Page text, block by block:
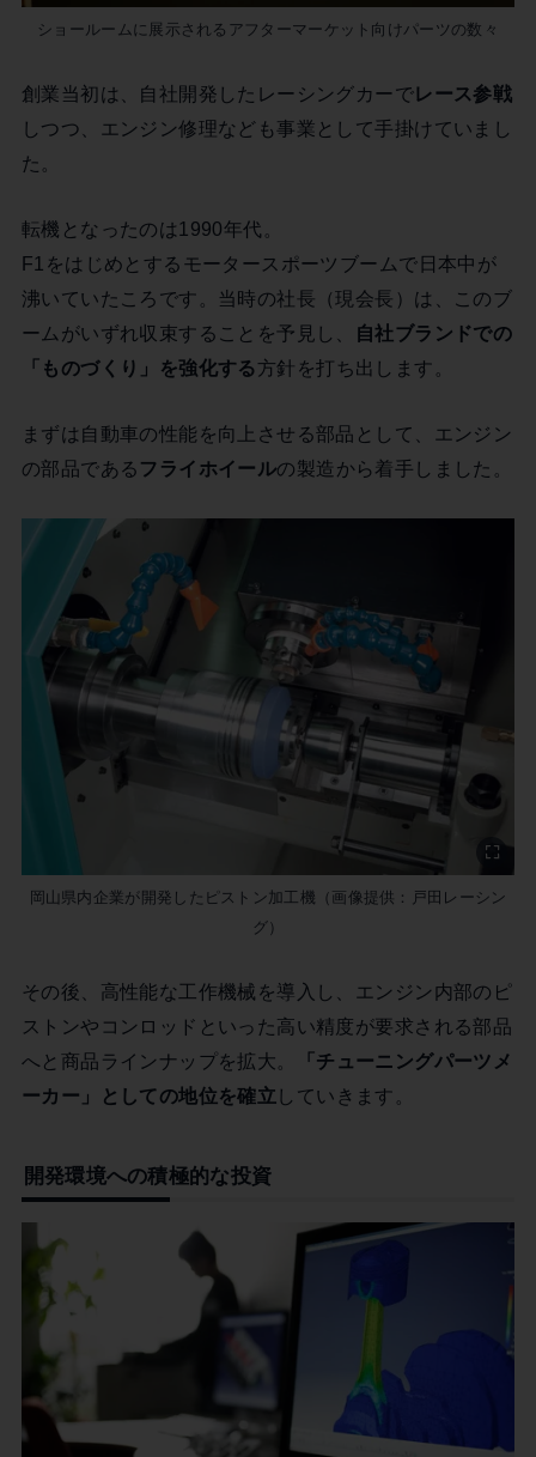
ショールームに展示されるアフターマーケット向けパーツの数々
創業当初は、自社開発したレーシングカーでレース参戦
しつつ、エンジン修理なども事業として手掛けていまし
た。
転機となったのは1990年代。
F1をはじめとするモータースポーツブームで日本中が
沸いていたころです。当時の社長（現会長）は、このブ
ームがいずれ収束することを予見し、
自社ブランドでの
「ものづくり」を強化する 方針を打ち出します。
まずは自動車の性能を向上させる部品として、エンジン
の部品である フライホイールの製造から着手しました。
岡山県内企業が開発したピストン加工機（画像提供：戸田レーシン
グ）
その後、高性能な工作機械を導入し、エンジン内部のピ
ストンやコンロッドといった高い精度が要求される部品
へと商品ラインナップを拡大。
「チューニングパーツメ
ーカー」としての地位を確立 していきます。
開発環境への積極的な投資